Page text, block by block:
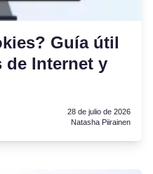
Guía útil
de Internet y
28 de julio de 2026
Natasha Piirainen